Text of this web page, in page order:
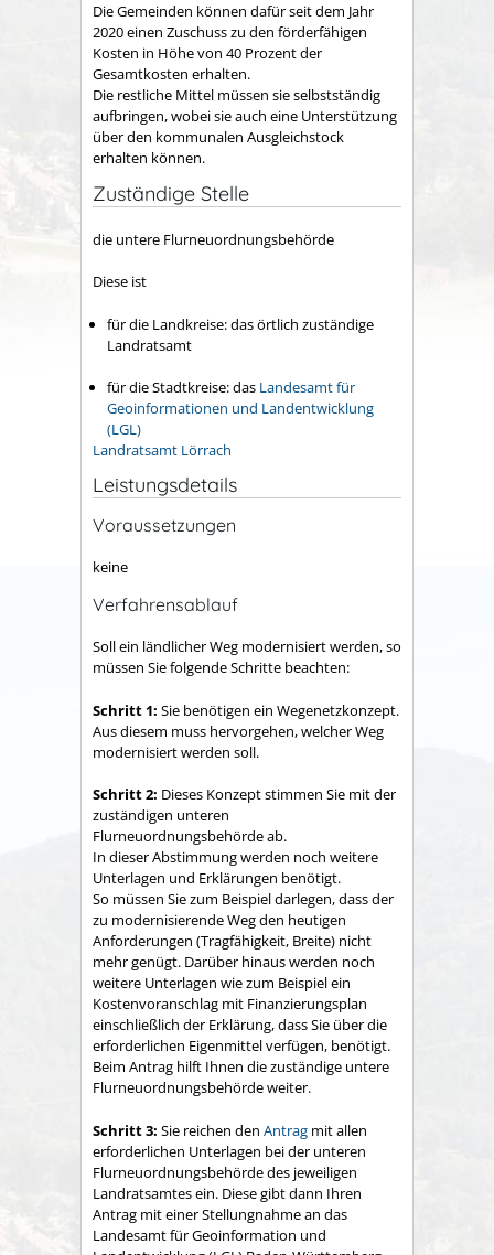
Die Gemeinden können dafür seit dem Jahr
2020 einen Zuschuss zu den förderfähigen
Kosten in Höhe von 40 Prozent der
Gesamtkosten erhalten.
Die restliche Mittel müssen sie selbstständig
aufbringen, wobei sie auch eine Unterstützung
über den kommunalen Ausgleichstock
erhalten können.
Zuständige Stelle
die untere Flurneuordnungsbehörde
Diese ist
für die Landkreise: das örtlich zuständige
Landratsamt
für die Stadtkreise: das Landesamt für
Geoinformationen und Landentwicklung
(LGL)
Landratsamt Lörrach
Leistungsdetails
Voraussetzungen
keine
Verfahrensablauf
Soll ein ländlicher Weg modernisiert werden, so
müssen Sie folgende Schritte beachten:
Schritt 1: Sie benötigen ein Wegenetzkonzept.
Aus diesem muss hervorgehen, welcher Weg
modernisiert werden soll.
Schritt 2: Dieses Konzept stimmen Sie mit der
zuständigen unteren
Flurneuordnungsbehörde ab.
In dieser Abstimmung werden noch weitere
Unterlagen und Erklärungen benötigt.
So müssen Sie zum Beispiel darlegen, dass der
zu modernisierende Weg den heutigen
Anforderungen (Tragfähigkeit, Breite) nicht
mehr genügt. Darüber hinaus werden noch
weitere Unterlagen wie zum Beispiel ein
Kostenvoranschlag mit Finanzierungsplan
einschließlich der Erklärung, dass Sie über die
erforderlichen Eigenmittel verfügen, benötigt.
Beim Antrag hilft Ihnen die zuständige untere
Flurneuordnungsbehörde weiter.
Schritt 3: Sie reichen den Antrag mit allen
erforderlichen Unterlagen bei der unteren
Flurneuordnungsbehörde des jeweiligen
Landratsamtes ein. Diese gibt dann Ihren
Antrag mit einer Stellungnahme an das
Landesamt für Geoinformation und